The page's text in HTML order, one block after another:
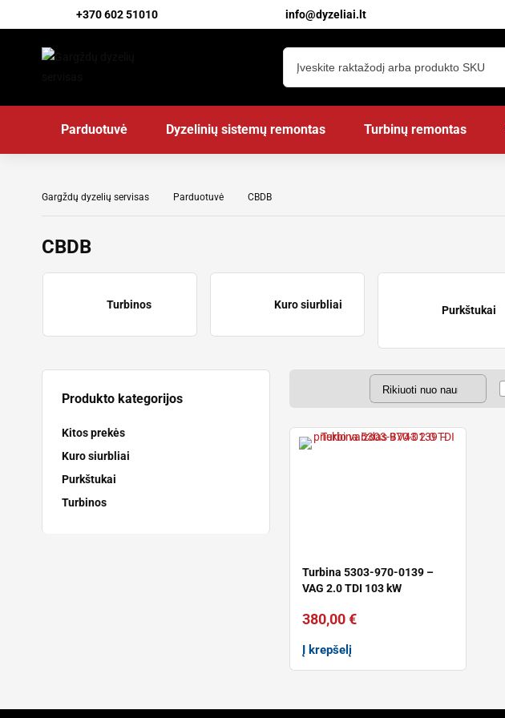
+370 602 51010 info@dyzeliai.lt
Parduotuvė Dyzelinių sistemų remontas Turbinų remontas
Gargždų dyzelių servisas Parduotuvė CBDB
CBDB
Turbinos Kuro siurbliai Purkštukai
Produkto kategorijos
Kitos prekės
Kuro siurbliai
Purkštukai
Turbinos
Turbina 5303-970-0139 –
VAG 2.0 TDI 103 kW
380,00€
Į krepšelį